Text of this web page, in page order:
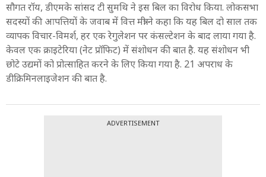
सौगत रॉय, डीएमके सांसद टी सुमथि ने इस बिल का विरोध किया. लोकसभा
सदस्यों की आपत्तियों के जवाब में वित्त मंत्री ने कहा कि यह बिल दो साल तक
व्यापक विचार-विमर्श, हर एक रेगुलेशन पर कंसल्टेशन के बाद लाया गया है.
केवल एक क्राइटेरिया (नेट प्रॉफिट) में संशोधन की बात है. यह संशोधन भी
छोटे उद्यमों को प्रोत्साहित करने के लिए किया गया है. 21 अपराध के
डीक्रिमिनलाइजेशन की बात है.
ADVERTISEMENT